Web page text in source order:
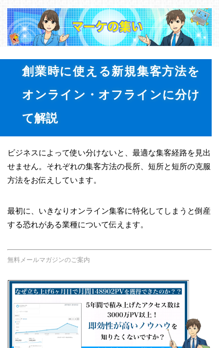
創業時に使える新規集客方法を
オンライン・オフラインに分け
て解説
ビジネスによって使い分けないと、最適な集客経路を見出
せません。それぞれの集客方法の長所、短所と短所の克服
方法をお伝えしています。
最初に、いきなりオンライン集客に特化してしまうと倒産
する恐れがある業種について伝えます。
無料メールマガジンのご案内